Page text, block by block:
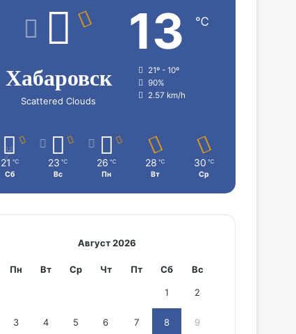
Хабаровск
Scattered Clouds
13 ℃
21º - 10º
90%
2.57 km/h
21 ℃
Сб
23 ℃
Вс
26 ℃
Пн
28 ℃
Вт
30 ℃
Ср
Август 2026
Пн Вт Ср Чт Пт Сб Вс
1 2
3 4 5 6 7 8 9